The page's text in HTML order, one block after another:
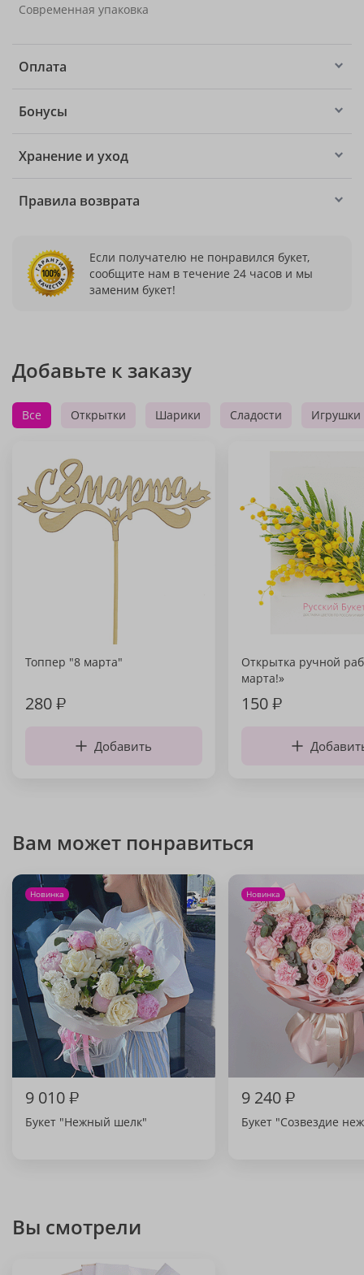
Современная упаковка
Оплата
Бонусы
Хранение и уход
Правила возврата
Если получателю не понравился букет,
сообщите нам в течение 24 часов и мы
заменим букет!
Добавьте к заказу
Все Открытки Шарики Сладости Игрушки
Топпер "8 марта"
280₽
Добавить
Открытка ручной
марта!»
150₽
Вам может понравиться
Новинка
9 010₽
Букет "Нежный шелк"
Новинка
9 240₽
Букет "Созвездие
Вы смотрели